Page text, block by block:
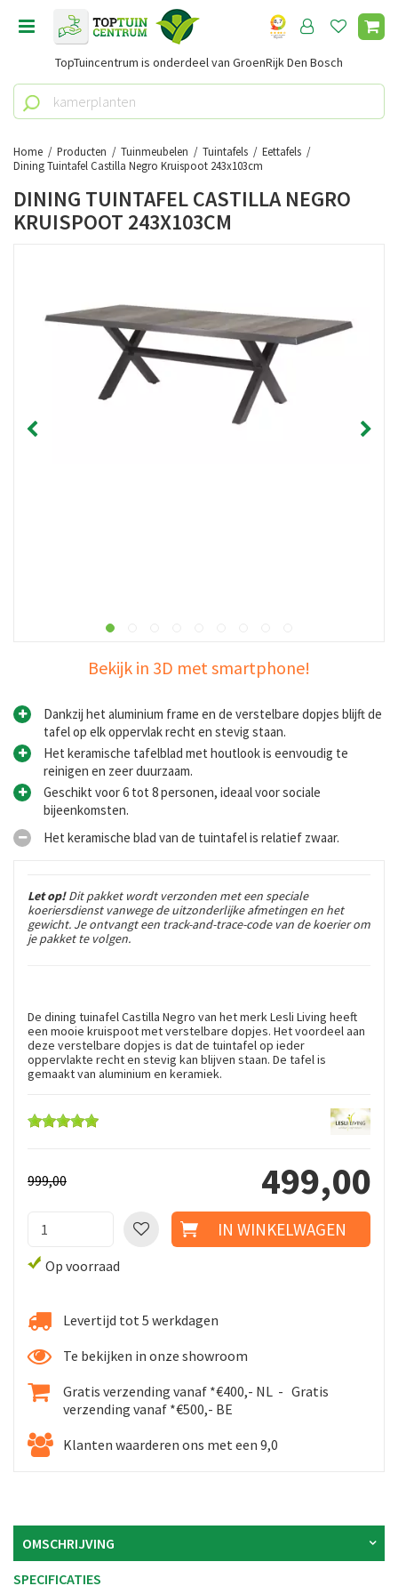
Home Producten Tuinmeubelen Tuintafels
Eettafels
Dining Tuintafel Castilla Negro Kruispoot 243x103cm
TopTuincentrum is onderdeel van GroenRijk Den Bosch
DINING TUINTAFEL CASTILLA NEGRO
KRUISPOOT 243X103CM
Bekijk in 3D met smartphone!
Dankzij het aluminium frame en de verstelbare dopjes blijft de
tafel op elk oppervlak recht en stevig staan.
Het keramische tafelblad met houtlook is eenvoudig te
reinigen en zeer duurzaam.
Geschikt voor 6 tot 8 personen, ideaal voor sociale
bijeenkomsten.
Het keramische blad van de tuintafel is relatief zwaar.
Let op!Dit pakket wordt verzonden met een speciale
koeriersdienst vanwege de uitzonderlijke afmetingen en het
gewicht. Je ontvangt een track-and-trace-code van de koerier om
je pakket te volgen.
De dining tuinafel Castilla Negro van het merk Lesli Living heeft
een mooie kruispoot met verstelbare dopjes. Het voordeel aan
deze verstelbare dopjes is dat de tuintafel op ieder
oppervlakte recht en stevig kan blijven staan. De tafel is
gemaakt van aluminium en keramiek.
999,00 499,00
Op voorraad
Levertijd tot 5 werkdagen
Te bekijken in onze showroom
Gratis verzending vanaf *€400,- NL - Gratis
verzending vanaf *€500,- BE
Klanten waarderen ons met een 9,0
OMSCHRIJVING
SPECIFICATIES